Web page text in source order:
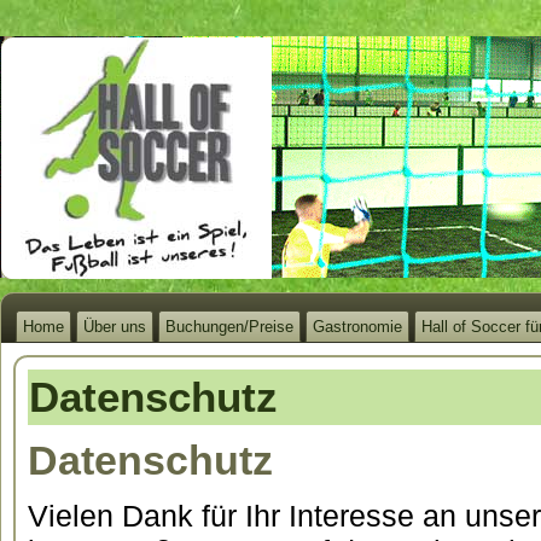
Home Über uns Buchungen/Preise Gastronomie Hall of Soccer
Datenschutz
Datenschutz
Vielen Dank für Ihr Interesse an